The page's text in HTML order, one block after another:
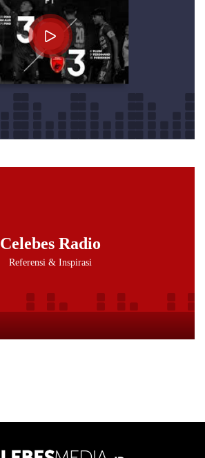
Celebes Radio
Referensi & Inspirasi